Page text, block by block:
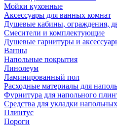
Мойки кухонные
Аксессуары для ванных комнат
Душевые кабины, ограждения,
Смесители и комплектующие
Душевые гарнитуры и
Ванны
Напольные покрытия
Линолеум
Ламинированный пол
Расходные материалы для
Фурнитура для напольного
Средства для укладки
Плинтус
Пороги